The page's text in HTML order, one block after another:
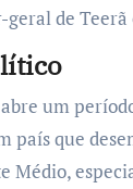
de Teerã
um
país que
Médio,